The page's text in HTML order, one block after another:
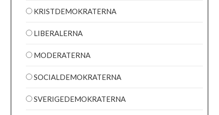
KRISTDEMOKRATERNA
LIBERALERNA
MODERATERNA
SOCIALDEMOKRATERNA
SVERIGEDEMOKRATERNA